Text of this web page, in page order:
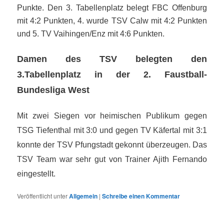
Punkte. Den 3. Tabellenplatz belegt FBC Offenburg
mit 4:2 Punkten, 4. wurde TSV Calw mit 4:2 Punkten
und 5. TV Vaihingen/Enz mit 4:6 Punkten.
Damen des TSV belegten den
3.Tabellenplatz in der 2. Faustball-
Bundesliga West
Mit zwei Siegen vor heimischen Publikum gegen
TSG Tiefenthal mit 3:0 und gegen TV Käfertal mit 3:1
konnte der TSV Pfungstadt gekonnt überzeugen. Das
TSV Team war sehr gut von Trainer Ajith Fernando
eingestellt.
Veröffentlicht unterAllgemein |Schreibe einen Kommentar